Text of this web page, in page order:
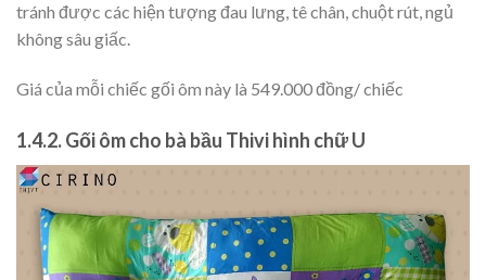
tránh được các hiện tượng đau lưng, tê chân, chuột rút, ngủ
không sâu giấc.
Giá của mỗi chiếc gối ôm này là 549.000 đồng/ chiếc
1.4.2. Gối ôm cho bà bầu Thivi hình chữ U